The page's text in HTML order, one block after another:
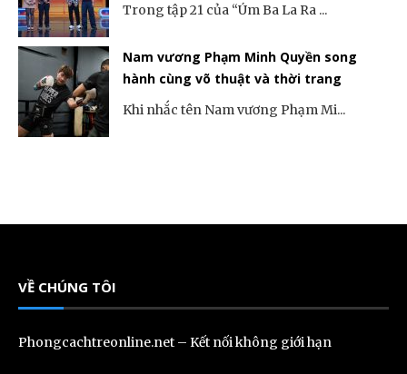
Trong tập 21 của “Úm Ba La Ra ...
Nam vương Phạm Minh Quyền song
hành cùng võ thuật và thời trang
Khi nhắc tên Nam vương Phạm Mi...
VỀ CHÚNG TÔI
Phongcachtreonline.net – Kết nối không giới hạn